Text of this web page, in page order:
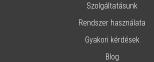
Szolgáltatásunk
Rendszer használata
Gyakori kérdések
Blog